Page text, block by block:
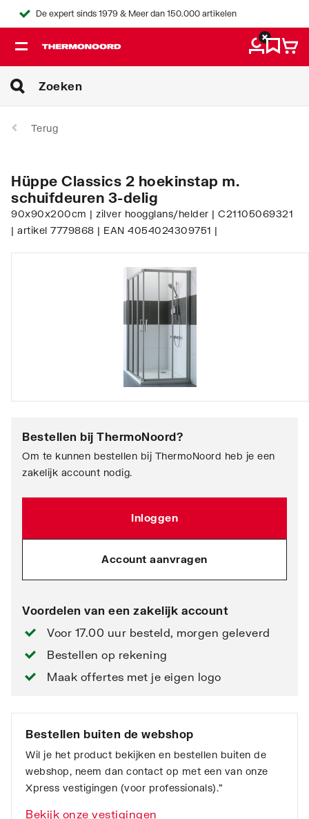
De expert sinds 1979 & Meer dan 150.000 artikelen
Terug
Hüppe Classics 2 hoekinstap m.
schuifdeuren 3-delig
90x90x200cm | zilver hoogglans/helder | C21105069321
| artikel 7779868 | EAN 4054024309751 |
Bestellen bij ThermoNoord?
Om te kunnen bestellen bij ThermoNoord heb je een
zakelijk account nodig.
Inloggen
Account aanvragen
Voordelen van een zakelijk account
Voor 17.00 uur besteld, morgen geleverd
Bestellen op rekening
Maak offertes met je eigen logo
Bestellen buiten de webshop
Wil je het product bekijken en bestellen buiten de
webshop, neem dan contact op met een van onze
Xpress vestigingen (voor professionals).”
Bekijk onze vestigingen